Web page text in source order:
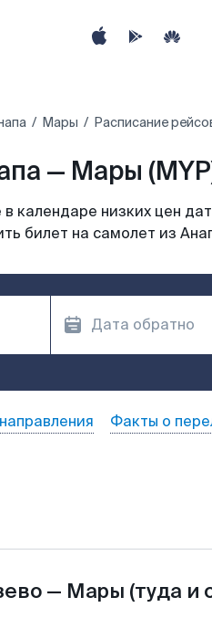
Мары Расписание
— Мары
календаре низких цен
билет на самолет из
Факты о
— Мары (туда и